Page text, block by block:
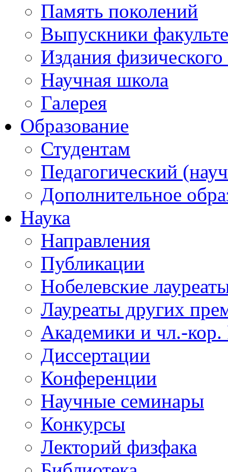
Память поколений
Выпускники
Издания физического
Научная школа
Галерея
Образование
Студентам
Педагогический
Дополнительное
Наука
Направления
Публикации
Нобелевские
Лауреаты других
Академики и чл.-
Диссертации
Конференции
Научные семинары
Конкурсы
Лекторий физфака